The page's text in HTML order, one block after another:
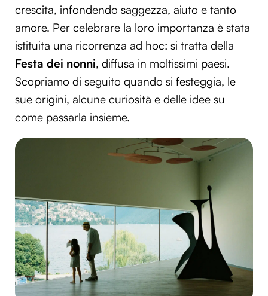
crescita, infondendo saggezza, aiuto e tanto
amore. Per celebrare la loro importanza è stata
istituita una ricorrenza ad hoc: si tratta della
Festa dei nonni, diffusa in moltissimi paesi.
Scopriamo di seguito quando si festeggia, le
sue origini, alcune curiosità e delle idee su
come passarla insieme.